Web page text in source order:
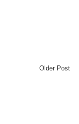
Older Post